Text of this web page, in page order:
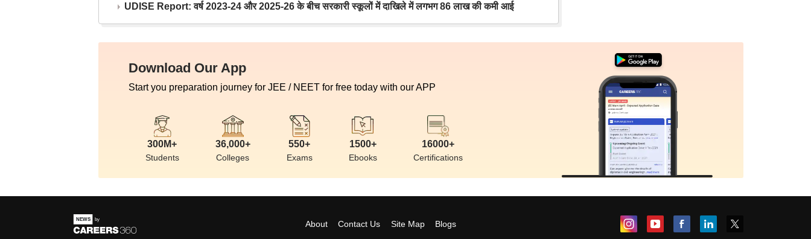
UDISE Report: वर्ष 2023-24 और 2025-26 के बीच सरकारी स्कूलों में दाखिले में लगभग 86 लाख की कमी आई
Download Our App
Start you preparation journey for JEE / NEET for free today with our APP
300M+
Students
36,000+
Colleges
550+
Exams
1500+
Ebooks
16000+
Certifications
About Contact Us Site Map Blogs